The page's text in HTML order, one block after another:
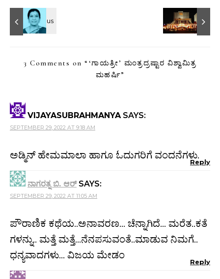
3 Comments on “ ‘ಗಾಯತ್ರೀ’ ಮಂತ್ರದ್ರಷ್ಟಾರ ವಿಶ್ವಾಮಿತ್ರ
ಮಹರ್ಷಿ”
VIJAYASUBRAHMANYA SAYS:
SEPTEMBER 29, 2022 AT 9:18 AM
ಅಡ್ಮಿನ್ ಹೇಮಮಾಲಾ ಹಾಗೂ ಓದುಗರಿಗೆ ವಂದನೆಗಳು.
Reply
ನಾಗರತ್ನ ಬಿ. ಆರ್ SAYS:
SEPTEMBER 29, 2022 AT 11:05 AM
ಪೌರಾಣಿಕ ಕಥೆಯ..ಅನಾವರಣ… ಚೆನ್ನಾಗಿದೆ… ಮರೆತ..ಕತೆ
ಗಳನ್ನು.. ಮತ್ತೆ ಮತ್ತೆ…ನೆನಪಸುವಂತೆ..ಮಾಡುವ ನಿಮಗೆ..
ಧನ್ಯವಾದಗಳು… ವಿಜಯ ಮೇಡಂ
Reply